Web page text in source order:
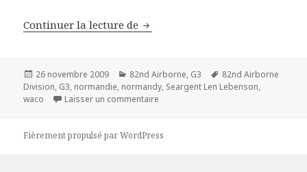
Continuer la lecture de Seargent Len Lebenson – G3
Publié
le
26 novembre 2009 Catégories
82nd Airborne, G3
Mots-
clés
82nd Airborne
Division, G3, normandie, normandy, Seargent Len Lebenson,
waco
Laisser un commentaire
Fièrement propulsé par WordPress